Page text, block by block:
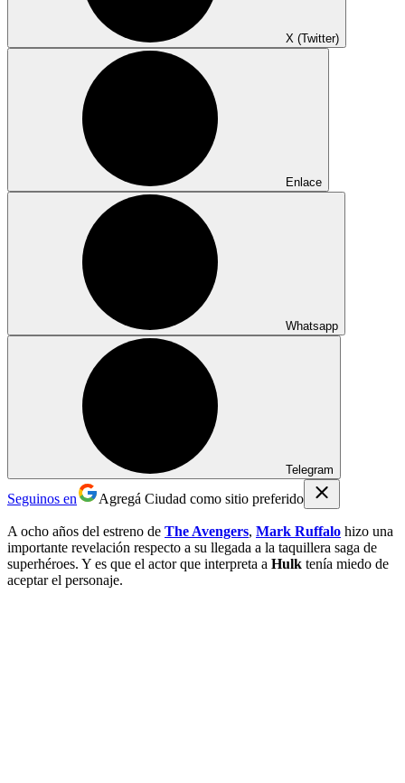
X (Twitter)
Enlace
Whatsapp
Telegram
Seguinos en Agregá Ciudad como sitio preferido
A ocho años del estreno de The Avengers, Mark Ruffalo hizo una
importante revelación respecto a su llegada a la taquillera saga de
superhéroes. Y es que el actor que interpreta a Hulk tenía miedo de
aceptar el personaje.